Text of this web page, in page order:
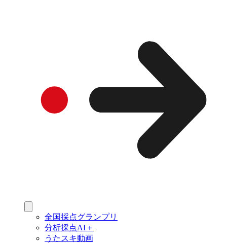
全国採点グランプリ
分析採点AI＋
うたスキ動画